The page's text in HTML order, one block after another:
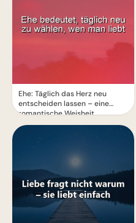
Ehe: Täglich das Herz neu
entscheiden lassen – eine
romantische Weisheit